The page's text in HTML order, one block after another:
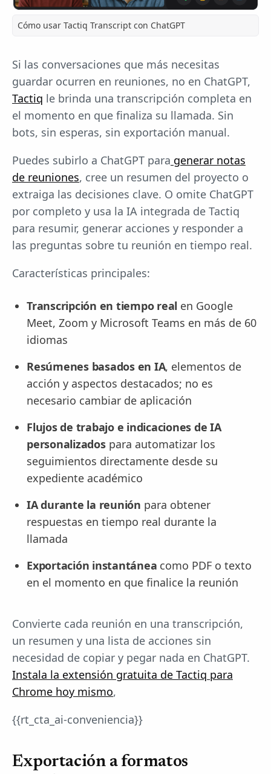
Cómo usar Tactiq Transcript con ChatGPT
Si las conversaciones que más necesitas
guardar ocurren en reuniones, no en ChatGPT,
Tactiq le brinda una transcripción completa en
el momento en que finaliza su llamada. Sin
bots, sin esperas, sin exportación manual.
Puedes subirlo a ChatGPT para generar notas
de reuniones, cree un resumen del proyecto o
extraiga las decisiones clave. O omite ChatGPT
por completo y usa la IA integrada de Tactiq
para resumir, generar acciones y responder a
las preguntas sobre tu reunión en tiempo real.
Características principales:
Transcripción en tiempo real en Google
Meet, Zoom y Microsoft Teams en más de 60
idiomas
Resúmenes basados en IA, elementos de
acción y aspectos destacados; no es
necesario cambiar de aplicación
Flujos de trabajo e indicaciones de IA
personalizadospara automatizar los
seguimientos directamente desde su
expediente académico
IA durante la reunión para obtener
respuestas en tiempo real durante la
llamada
Exportación instantánea como PDF o texto
en el momento en que finalice la reunión
Convierte cada reunión en una transcripción,
un resumen y una lista de acciones sin
necesidad de copiar y pegar nada en ChatGPT.
Instala la extensión gratuita de Tactiq para
Chrome hoy mismo,
{{rt_cta_ai-conveniencia}}
Exportación a formatos